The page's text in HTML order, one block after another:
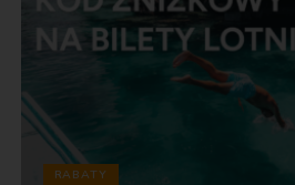
RABATY